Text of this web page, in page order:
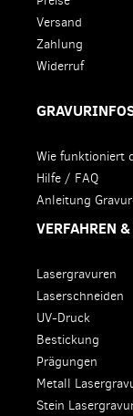
Versand
Zahlung
Widerruf
Wie funktioniert
Hilfe / FAQ
Anleitung
VERFAHREN
Lasergravuren
Laserschneiden
UV-Druck
Bestickung
Prägungen
Metall
Stein